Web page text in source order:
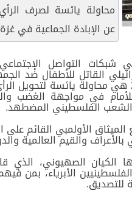
محاولة يائسة لصرف
عن الإبادة الجماعية في
التواصل
القاتل للأطفال ضد
الإيرانية فيما يتعلق بأولمبياد باريس 2024 هي محاولة
في مواجهة الغضب
الشعب الفلسطيني المضطهد.
الأولمبي القائم على
والقيم العالمية
الكيان الصهيوني، الذي
الأبرياء، بمن
للتصديق.